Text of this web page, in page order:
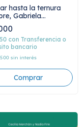
hasta la ternura
Gabriela
y Santiago
con Transferencia o
bancario
sin interés